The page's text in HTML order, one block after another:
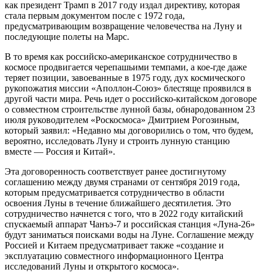
как президент Трамп в 2017 году издал директиву, которая
стала первым документом после с 1972 года,
предусматривающим возвращение человечества на Луну и
последующие полеты на Марс.
В то время как российско-американское сотрудничество в
космосе продвигается черепашьими темпами, а кое-где даже
теряет позиции, завоеванные в 1975 году, дух космического
рукопожатия миссии «Аполлон-Союз» блестяще проявился в
другой части мира. Речь идет о российско-китайском договоре
о совместном строительстве лунной базы, обнародованном 23
июля руководителем «Роскосмоса» Дмитрием Рогозиным,
который заявил: «Недавно мы договорились о том, что будем,
вероятно, исследовать Луну и строить лунную станцию
вместе — Россия и Китай».
Эта договоренность соответствует ранее достигнутому
соглашению между двумя странами от сентября 2019 года,
которым предусматривается сотрудничество в области
освоения Луны в течение ближайшего десятилетия. Это
сотрудничество начнется с того, что в 2022 году китайский
спускаемый аппарат Чанъэ-7 и российская станция «Луна-26»
будут заниматься поисками воды на Луне. Соглашение между
Россией и Китаем предусматривает также «создание и
эксплуатацию совместного информационного Центра
исследований Луны и открытого космоса».